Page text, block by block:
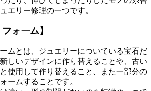
エリー修理の一つです。
ォーム】
ムとは、ジュエリーについている宝石だ
しいデザインに作り替えることや、古い
使用して作り替えること、また一部分の
ームすることです。